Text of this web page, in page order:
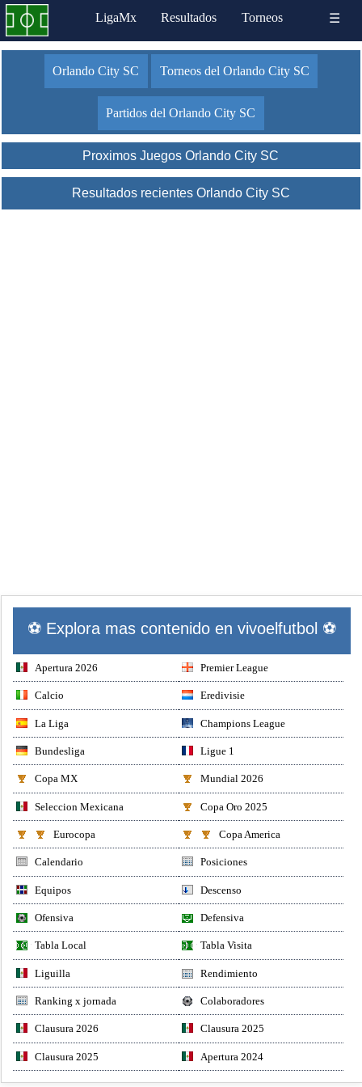
LigaMx Resultados Torneos ☰
Orlando City SC Torneos del Orlando City SC
Partidos del Orlando City SC
Proximos Juegos Orlando City SC
Resultados recientes Orlando City SC
⚽ Explora mas contenido en vivoelfutbol ⚽
Apertura 2026 Premier League
Calcio Eredivisie
La Liga Champions League
Bundesliga Ligue 1
Copa MX Mundial 2026
Seleccion Mexicana Copa Oro 2025
Eurocopa Copa America
Calendario Posiciones
Equipos Descenso
Ofensiva Defensiva
Tabla Local Tabla Visita
Liguilla Rendimiento
Ranking x jornada Colaboradores
Clausura 2026 Clausura 2025
Clausura 2025 Apertura 2024